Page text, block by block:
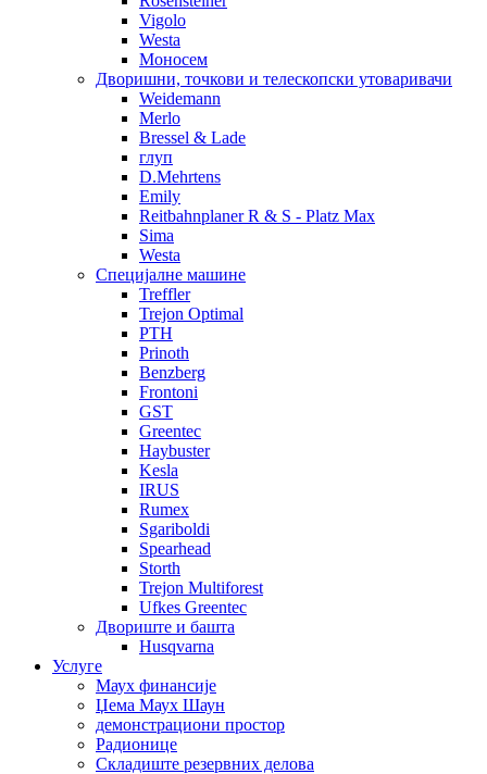
Vigolo
Westa
Моносем
Дворишни, точкови и телескопски утоваривачи
Weidemann
Merlo
Bressel & Lade
глуп
D.Mehrtens
Emily
Reitbahnplaner R & S - Platz Max
Sima
Westa
Специјалне машине
Treffler
Trejon Optimal
PTH
Prinoth
Benzberg
Frontoni
GST
Greentec
Haybuster
Kesla
IRUS
Rumex
Sgariboldi
Spearhead
Storth
Trejon Multiforest
Ufkes Greentec
Двориште и башта
Husqvarna
Услуге
Маух финансије
Џема Маух Шаун
демонстрациони простор
Радионице
Складиште резервних делова